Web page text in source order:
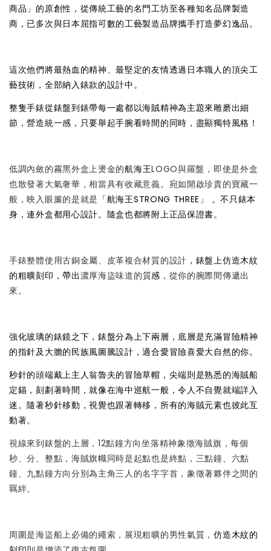
商品」的原創性，從傳統工藝的名門工坊至各種知名品牌製造
商，已多次與日本屈指可數的工藝製造品牌攜手打造夢幻逸品。
這次他們將最熱血的精神、最堅定的友情透過日本職人的頂尖工
藝技術，全部納入錶款的設計中。
整隻手錶從錶盤到錶帶每一處都以海賊精神為主題來雕磨出細
節，營造統一感，只要舉起手腕看時間的同時，盡顯獨特風格！
低調內斂的霧黑外盒上燙金的航海王LOGO與羅盤，即使是外盒
也散發著大氣奢華，相當具有收藏意義。宛如開啟珍貴的寶藏一
般，映入眼簾的是就是 「航海王STRONG THREE」 。不只錶本
身，連外盒都用心設計。隨盒也都將附上正品保證書。
手錶整體使用古銅金屬、皮革複合材質的設計 ，錶盤上仿造木紋
的粗曠刻印，帶出濃厚海盜味道的質感 ，從你的腕際間傳遞出
來。
強化玻璃的錶鏡之下，錶盤分為上下兩層，底層是充滿冒險精神
的指針及大膽的民族風圖騰設計，適合愛冒險喜愛大自然的你。
秒針的頭端戴上主人翁魯夫的冒險草帽，尖端則是熟悉的海賊船
定錨，刻劃著時間，就像在海中巡航一般，令人不自覺就端詳入
迷。隨著秒針移動，視覺也跟著轉移，所有的海賊元素也彼此互
動著。
視線來到錶盤的上層，12點鐘方向坐落精神象徵海賊旗，每個
秒、分、整點，海賊旗幟同時是起點也是終點，三點鐘、六點
鐘、九點鐘方向分別為主角三人的名字字首，象徵著夥伴之間的
羈絆。
周圍是海盜船上必備的繩索，展現粗曠的男性氣質，仿造木紋的